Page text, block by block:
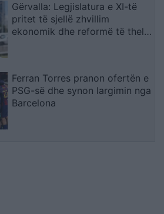
Gërvalla: Legjislatura e XI-të
pritet të sjellë zhvillim
ekonomik dhe reformë të thellë
Ferran Torres pranon ofertën e
PSG-së dhe synon largimin nga
Barcelona